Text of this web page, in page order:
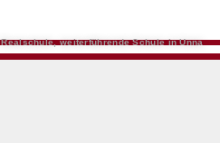
Realschule, weiterführende Schule in Unna